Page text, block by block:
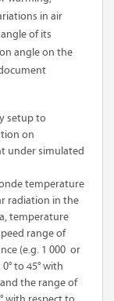
in air
of its
angle on the
setup to
on
under simulated
temperature
radiation in the
temperature
range of
(e.g. 1 000 or
to 45° with
the range of